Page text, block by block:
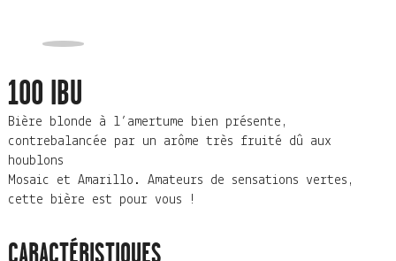
100 IBU
Bière blonde à l’amertume bien présente,
contrebalancée par un arôme très fruité dû aux
houblons
Mosaic et Amarillo. Amateurs de sensations vertes,
cette bière est pour vous !
CARACTÉRISTIQUES